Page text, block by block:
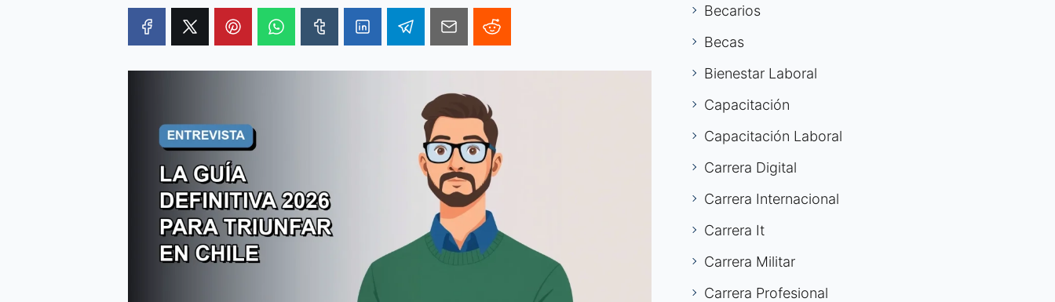
Becarios
Becas
Bienestar Laboral
Capacitación
Capacitación Laboral
Carrera Digital
Carrera Internacional
Carrera It
Carrera Militar
Carrera Profesional